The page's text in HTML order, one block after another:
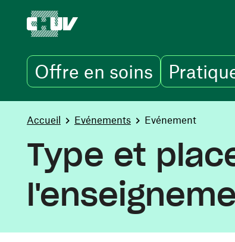
Offre en soins
You are here:
Accueil Evénements Evénement
Type et